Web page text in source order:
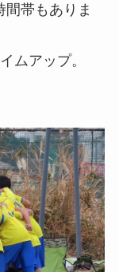
帯もありま
ムアップ。